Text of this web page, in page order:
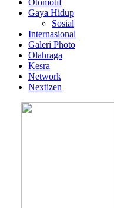
Otomotif
Gaya Hidup
Sosial
Internasional
Galeri Photo
Olahraga
Kesra
Network
Nextizen